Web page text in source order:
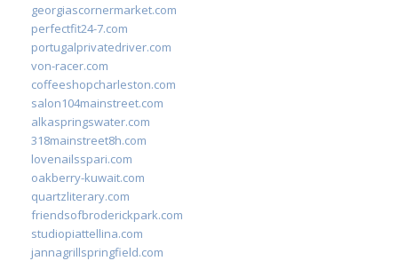
georgiascornermarket.com
perfectfit24-7.com
portugalprivatedriver.com
von-racer.com
coffeeshopcharleston.com
salon104mainstreet.com
alkaspringswater.com
318mainstreet8h.com
lovenailsspari.com
oakberry-kuwait.com
quartzliterary.com
friendsofbroderickpark.com
studiopiattellina.com
jannagrillspringfield.com